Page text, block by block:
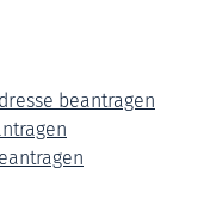
beantragen